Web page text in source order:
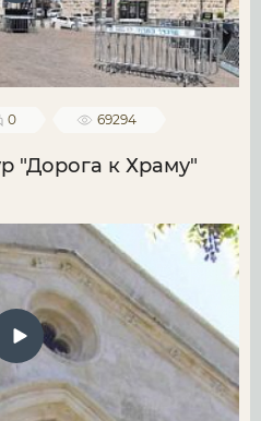
0 69294
"Дорога к Храму"